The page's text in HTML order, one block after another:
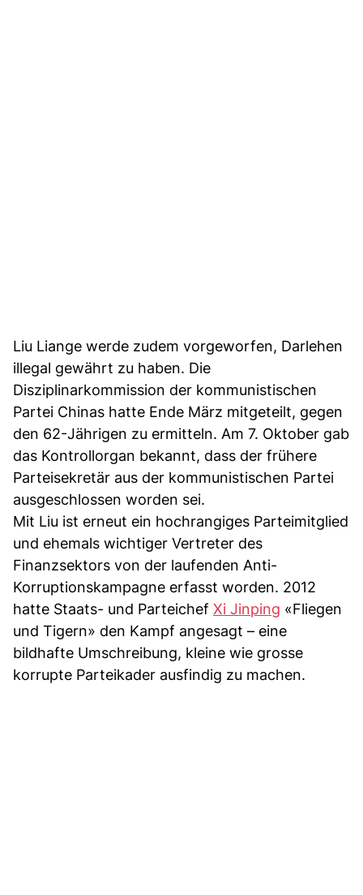
Liu Liange werde zudem vorgeworfen, Darlehen
illegal gewährt zu haben. Die
Disziplinarkommission der kommunistischen
Partei Chinas hatte Ende März mitgeteilt, gegen
den 62-Jährigen zu ermitteln. Am 7. Oktober gab
das Kontrollorgan bekannt, dass der frühere
Parteisekretär aus der kommunistischen Partei
ausgeschlossen worden sei.
Mit Liu ist erneut ein hochrangiges Parteimitglied
und ehemals wichtiger Vertreter des
Finanzsektors von der laufenden Anti-
Korruptionskampagne erfasst worden. 2012
hatte Staats- und Parteichef Xi Jinping «Fliegen
und Tigern» den Kampf angesagt – eine
bildhafte Umschreibung, kleine wie grosse
korrupte Parteikader ausfindig zu machen.